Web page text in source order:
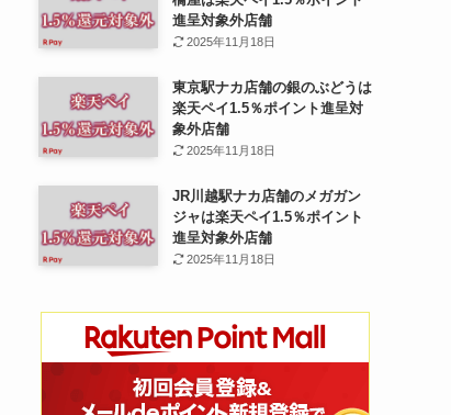
進呈対象外店舗
2025年11月18日
東京駅ナカ店舗の銀のぶどうは
楽天ペイ1.5％ポイント進呈対
象外店舗
2025年11月18日
JR川越駅ナカ店舗のメガガン
ジャは楽天ペイ1.5％ポイント
進呈対象外店舗
2025年11月18日